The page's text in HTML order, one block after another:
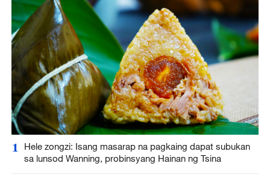
1
Hele zongzi: Isang masarap na pagkaing dapat subukan
sa lunsod Wanning, probinsyang Hainan ng Tsina